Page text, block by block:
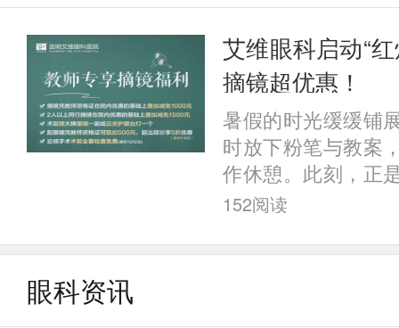
关领域顶尖专家学
球面眼内镜的手术
手术方案设计、临
症防控等议题展开
其临床应用的规范
眼科医院杨亚菲院
艾维眼科启动“
摘镜超优惠！
暑假的时光缓缓铺
时放下粉笔与教案
作休憩。此刻，正
最佳时机——昆明
镜
152阅读
眼科资讯